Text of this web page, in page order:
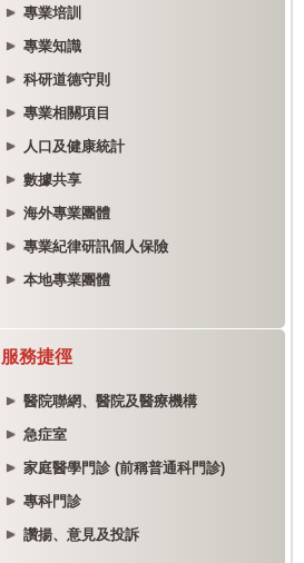
專業培訓
專業知識
科研道德守則
專業相關項目
人口及健康統計
數據共享
海外專業團體
專業紀律研訊個人保險
本地專業團體
服務捷徑
醫院聯網、醫院及醫療機構
急症室
家庭醫學門診 (前稱普通科門診)
專科門診
讚揚、意見及投訴